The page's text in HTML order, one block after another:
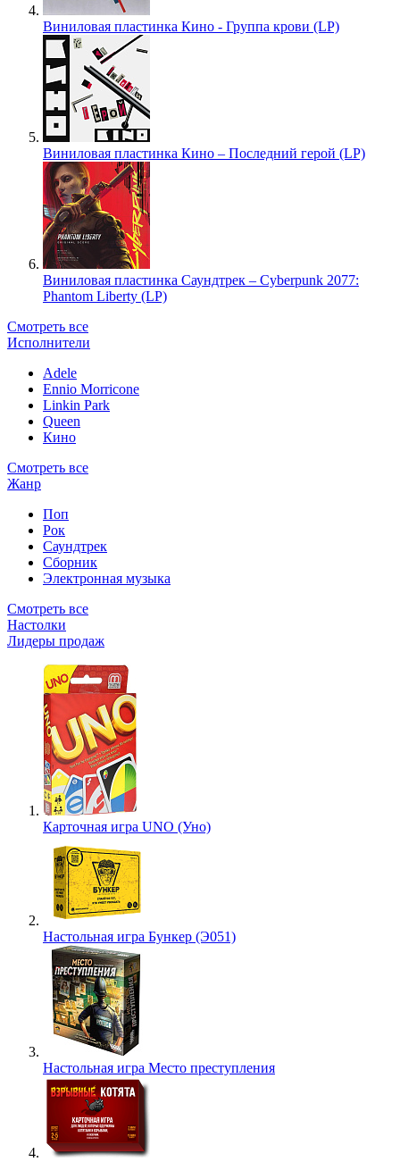
Виниловая пластинка Кино - Группа крови (LP)
Виниловая пластинка Кино – Последний герой (LP)
Виниловая пластинка Саундтрек – Cyberpunk 2077:
Phantom Liberty (LP)
Смотреть все
Исполнители
Adele
Ennio Morricone
Linkin Park
Queen
Кино
Смотреть все
Жанр
Поп
Рок
Саундтрек
Сборник
Электронная музыка
Смотреть все
Настолки
Лидеры продаж
Карточная игра UNO (Уно)
Настольная игра Бункер (Э051)
Настольная игра Место преступления